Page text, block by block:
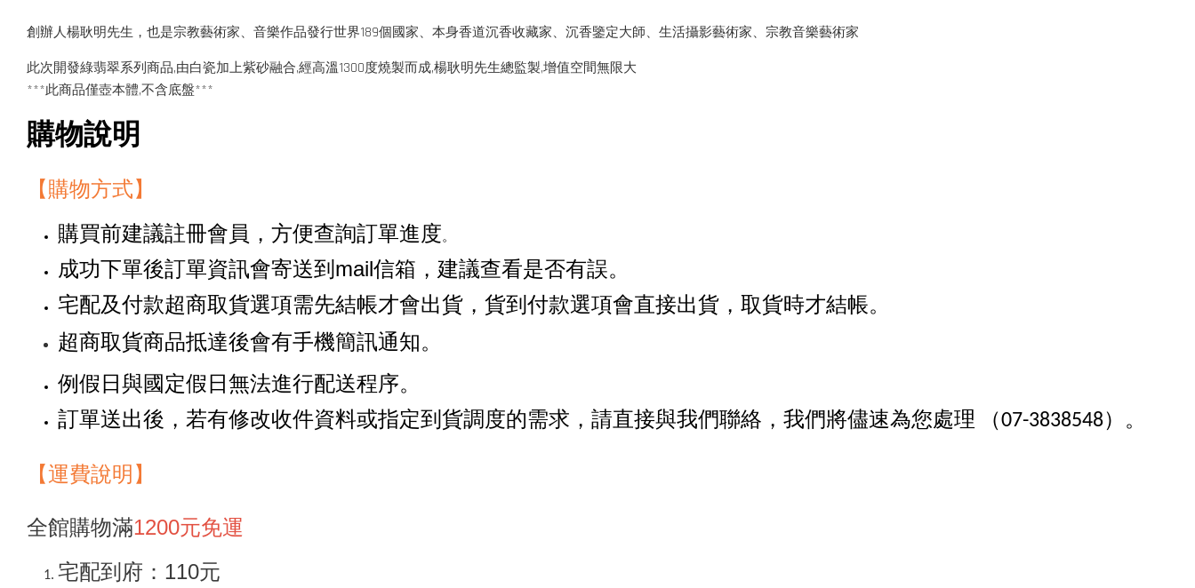
創辦人楊耿明先生，也是宗教藝術家、音樂作品發行世界189個國家、本身香道沉香收藏家、沉香鑒定大師、生活攝影藝術家、宗教音樂藝術家
此次開發綠翡翠系列商品,由白瓷加上紫砂融合,經高溫1300度燒製而成,楊耿明先生總監製,增值空間無限大
***此商品僅壺本體,不含底盤***
購物說明
【購物方式】
購買前建議註冊會員，方便查詢訂單進度。
成功下單後訂單資訊會寄送到mail信箱，建議查看是否有誤。
宅配及付款超商取貨選項需先結帳才會出貨，貨到付款選項會直接出貨，取貨時才結帳。
超商取貨商品抵達後會有手機簡訊通知。
例假日與國定假日無法進行配送程序。
訂單送出後，若有修改收件資料或指定到貨調度的需求，請直接與我們聯絡，我們將儘速為您處理 （07-3838548） 。
【運費說明】
全館購物滿1200元免運
宅配到府：110元